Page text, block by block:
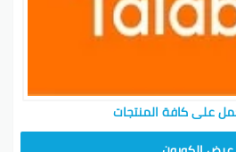
على كافة المنتجات